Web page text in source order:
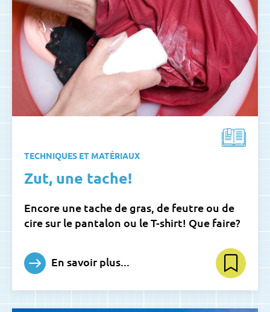
TECHNIQUES ET MATÉRIAUX
Zut, une tache!
Encore une tache de gras, de feutre ou de
cire sur le pantalon ou le T-shirt! Que faire?
En savoir plus...